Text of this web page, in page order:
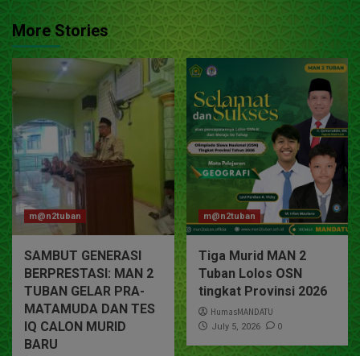
More Stories
m@n2tuban
SAMBUT GENERASI
BERPRESTASI: MAN 2
TUBAN GELAR PRA-
MATAMUDA DAN TES
IQ CALON MURID
BARU
m@n2tuban
Tiga Murid MAN 2
Tuban Lolos OSN
tingkat Provinsi 2026
HumasMANDATU
July 5, 2026 0